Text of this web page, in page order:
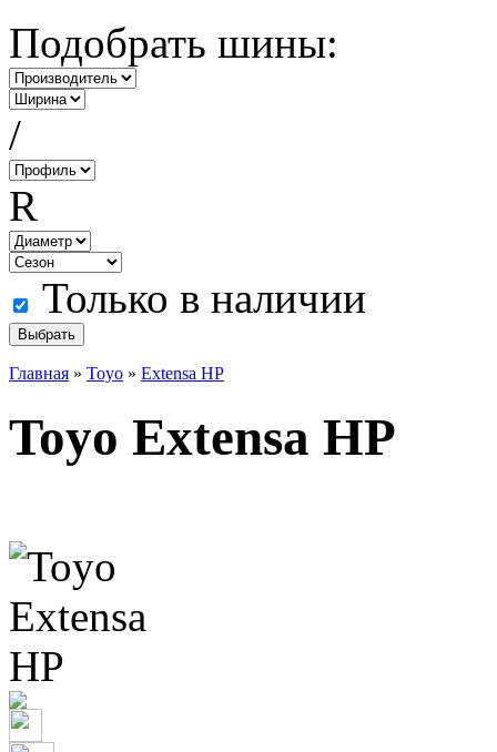
Подобрать шины:
/
R
Только в наличии
Главная » Toyo » Extensa HP
Toyo Extensa HP